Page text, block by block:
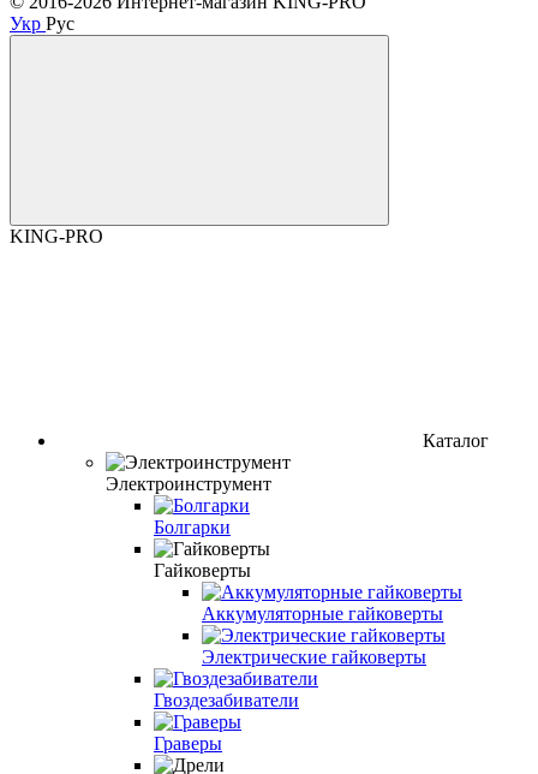
Укр Рус
KING-PRO
Каталог
Электроинструмент
Болгарки
Гайковерты
Аккумуляторные гайковерты
Электрические гайковерты
Гвоздезабиватели
Граверы